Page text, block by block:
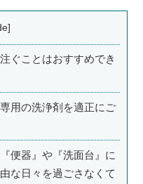
]
ぐことはおすすめでき
用の洗浄剤を適正にご
便器』や『洗面台』に
な日々を過ごさなくて